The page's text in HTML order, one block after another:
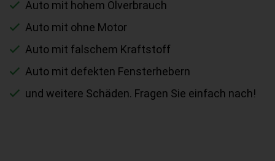
Auto mit hohem Ölverbrauch
Auto mit ohne Motor
Auto mit falschem Kraftstoff
Auto mit defekten Fensterhebern
und weitere Schäden. Fragen Sie einfach nach!